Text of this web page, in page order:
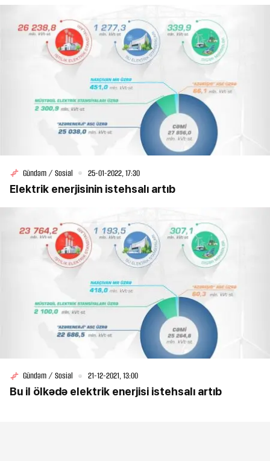
Gündəm / Sosial 25-01-2022, 17:30
Elektrik enerjisinin istehsalı artıb
Gündəm / Sosial 21-12-2021, 13:00
Bu il ölkədə elektrik enerjisi istehsalı artıb